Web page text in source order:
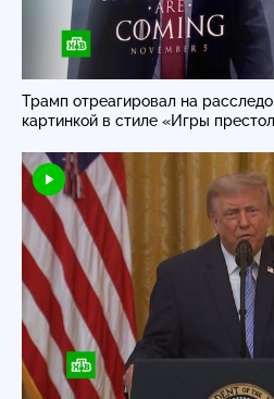
Трамп отреагировал на
картинкой в стиле «Игры